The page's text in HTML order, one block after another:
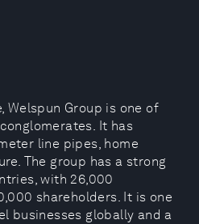
Welspun Group is one of
It has
line pipes, home
The group has a strong
with 26,000
shareholders. It is one
businesses globally and a